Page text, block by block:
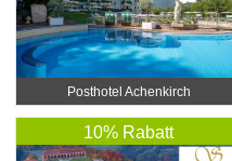
Posthotel Achenkirch
10% Rabatt